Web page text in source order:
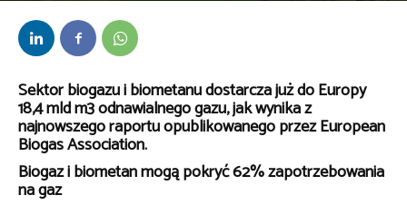
Sektor biogazu i biometanu dostarcza już do Europy
18,4 mld m3 odnawialnego gazu, jak wynika z
najnowszego raportu opublikowanego przez European
Biogas Association.
Biogaz i biometan mogą pokryć 62% zapotrzebowania
na gaz